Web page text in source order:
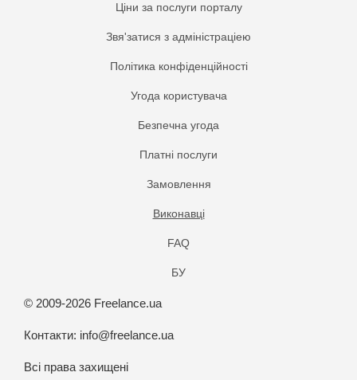
Ціни за послуги порталу
Звя'затися з адміністраціею
Політика конфіденційності
Угода користувача
Безпечна угода
Платнi послуги
Замовлення
Виконавці
FAQ
БУ
© 2009-2026 Freelance.ua
Контакти: info@freelance.ua
Всі права захищені